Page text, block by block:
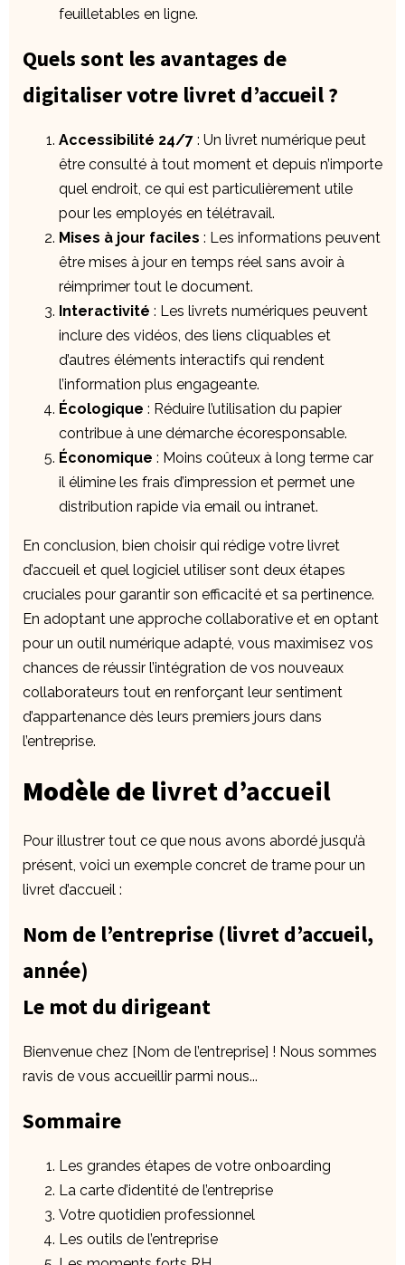
feuilletables en ligne.
Quels sont les avantages de
digitaliser votre livret d’accueil ?
Accessibilité 24/7 : Un livret numérique peut
être consulté à tout moment et depuis n’importe
quel endroit, ce qui est particulièrement utile
pour les employés en télétravail.
Mises à jour faciles : Les informations peuvent
être mises à jour en temps réel sans avoir à
réimprimer tout le document.
Interactivité : Les livrets numériques peuvent
inclure des vidéos, des liens cliquables et
d’autres éléments interactifs qui rendent
l’information plus engageante.
Écologique : Réduire l’utilisation du papier
contribue à une démarche écoresponsable.
Économique : Moins coûteux à long terme car
il élimine les frais d’impression et permet une
distribution rapide via email ou intranet.
En conclusion, bien choisir qui rédige votre livret
d’accueil et quel logiciel utiliser sont deux étapes
cruciales pour garantir son efficacité et sa pertinence.
En adoptant une approche collaborative et en optant
pour un outil numérique adapté, vous maximisez vos
chances de réussir l’intégration de vos nouveaux
collaborateurs tout en renforçant leur sentiment
d’appartenance dès leurs premiers jours dans
l’entreprise.
Modèle de livret d’accueil
Pour illustrer tout ce que nous avons abordé jusqu’à
présent, voici un exemple concret de trame pour un
livret d’accueil :
Nom de l’entreprise (livret d’accueil,
année)
Le mot du dirigeant
Bienvenue chez [Nom de l’entreprise] ! Nous sommes
ravis de vous accueillir parmi nous...
Sommaire
Les grandes étapes de votre onboarding
La carte d’identité de l’entreprise
Votre quotidien professionnel
Les outils de l’entreprise